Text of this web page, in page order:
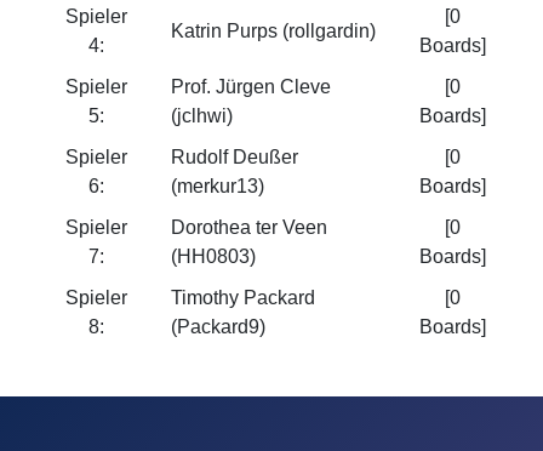
Spieler
4:
Katrin Purps (rollgardin)
[0
Boards]
Spieler
5:
Prof. Jürgen Cleve
(jclhwi)
[0
Boards]
Spieler
6:
Rudolf Deußer
(merkur13)
[0
Boards]
Spieler
7:
Dorothea ter Veen
(HH0803)
[0
Boards]
Spieler
8:
Timothy Packard
(Packard9)
[0
Boards]